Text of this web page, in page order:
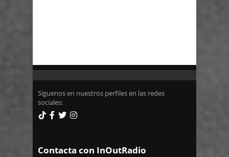
Síguenos en nuestros perfiles en las redes
sociales:
Contacta con InOutRadio